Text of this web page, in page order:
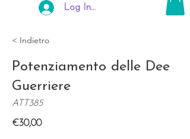
Log In Area Riservata
< Indietro
Potenziamento delle Dee
Guerriere
ATT385
€30,00